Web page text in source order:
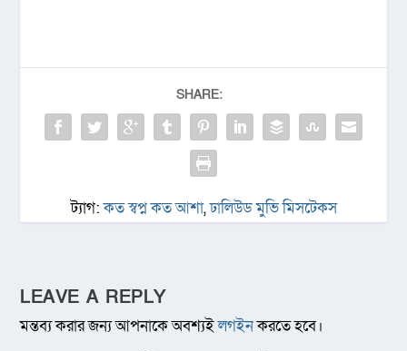
SHARE:
ট্যাগ:কত স্বপ্ন কত আশা,ঢালিউড মুভি মিসটেকস
LEAVE A REPLY
মন্তব্য করার জন্য আপনাকে অবশ্যইলগইনকরতে হবে।